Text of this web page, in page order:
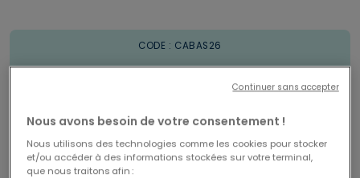
1 trousse XL offerte dès 69€
CODE : CABAS26
Livraison offerte en Mondial Relay
Le pack contient
Nous avons besoin de votre consentement !
Nous utilisons des technologies comme les cookies pour stocker
et/ou accéder à des informations stockées sur votre terminal,
que nous traitons afin :
Continuer sans accepter